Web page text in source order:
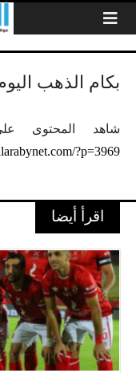
بكام الذهب
شاهد المحتوى
?p=3969
اقرأ أيضا